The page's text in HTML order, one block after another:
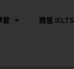
習 雅思 IELTS